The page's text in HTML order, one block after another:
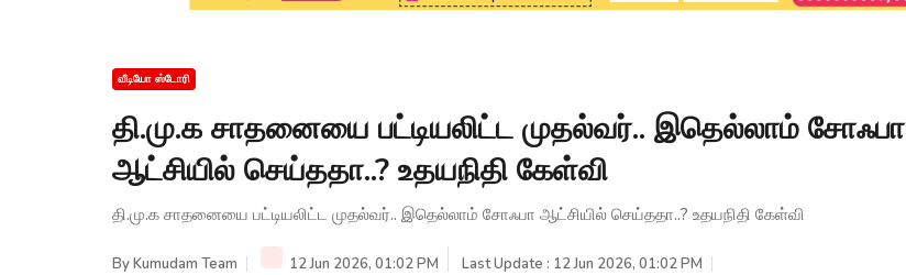
வீடியோ ஸ்டோரி
தி.மு.க சாதனையை பட்டியலிட்ட முதல்வர்.. இதெல்லாம் சோஃபா
ஆட்சியில் செய்ததா..? உதயநிதி கேள்வி
தி.மு.க சாதனையை பட்டியலிட்ட முதல்வர்.. இதெல்லாம் சோஃபா ஆட்சியில் செய்ததா..? உதயநிதி கேள்வி
ByKumudam Team 12 Jun 2026, 01:02 PM Last Update : 12 Jun 2026, 01:02 PM